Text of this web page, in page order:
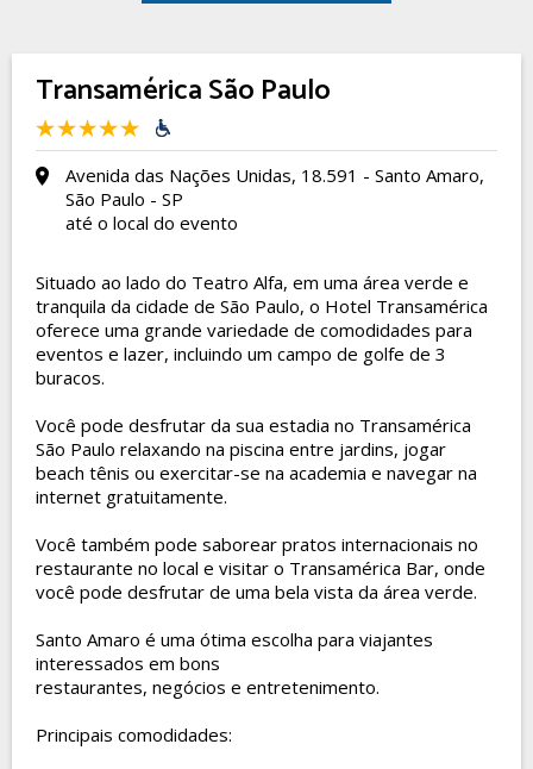
Transamérica São Paulo
Avenida das Nações Unidas, 18.591 - Santo Amaro,
São Paulo - SP
até o local do evento
Situado ao lado do Teatro Alfa, em uma área verde e
tranquila da cidade de São Paulo, o Hotel Transamérica
oferece uma grande variedade de comodidades para
eventos e lazer, incluindo um campo de golfe de 3
buracos.
Você pode desfrutar da sua estadia no Transamérica
São Paulo relaxando na piscina entre jardins, jogar
beach tênis ou exercitar-se na academia e navegar na
internet gratuitamente.
Você também pode saborear pratos internacionais no
restaurante no local e visitar o Transamérica Bar, onde
você pode desfrutar de uma bela vista da área verde.
Santo Amaro é uma ótima escolha para viajantes
interessados em bons
restaurantes, negócios e entretenimento.
Principais comodidades: